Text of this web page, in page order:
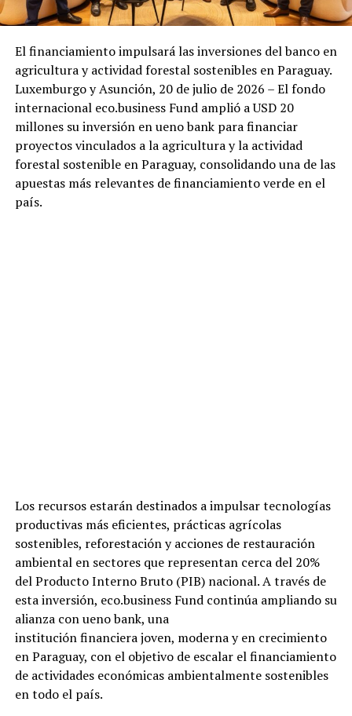
El financiamiento impulsará las inversiones del banco en
agricultura y actividad forestal sostenibles en Paraguay.
Luxemburgo y Asunción, 20 de julio de 2026 – El fondo
internacional eco.business Fund amplió a USD 20
millones su inversión en ueno bank para financiar
proyectos vinculados a la agricultura y la actividad
forestal sostenible en Paraguay, consolidando una de las
apuestas más relevantes de financiamiento verde en el
país.
Los recursos estarán destinados a impulsar tecnologías
productivas más eficientes, prácticas agrícolas
sostenibles, reforestación y acciones de restauración
ambiental en sectores que representan cerca del 20%
del Producto Interno Bruto (PIB) nacional. A través de
esta inversión, eco.business Fund continúa ampliando su
alianza con ueno bank, una
institución financiera joven, moderna y en crecimiento
en Paraguay, con el objetivo de escalar el financiamiento
de actividades económicas ambientalmente sostenibles
en todo el país.